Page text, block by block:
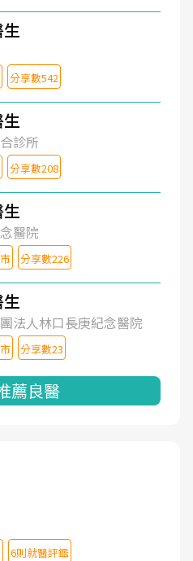
分享數542
診所
分享數208
醫院
分享數226
法人林口長庚紀念醫院
分享數23
薦良醫
6則就醫評鑑